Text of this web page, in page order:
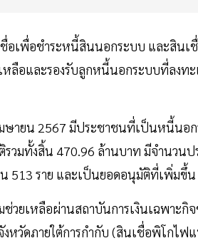
อเพื่อชำระหนี้สินนอกระบบ และสิน
เหลือและรองรับลูกหนี้นอกระบบที่ล
ษายน 2567 มีประชาชนที่เป็นหนี้นอ
รวมทั้งสิ้น 470.96 ล้านบาท มีจำนวน
513 ราย และเป็นยอดอนุมัติที่เพิ่มขึ้
ยเหลือผ่านสถาบันการเงินเฉพาะกิจ
หวัดภายใต้การกำกับ (สินเชื่อพิโกไฟ